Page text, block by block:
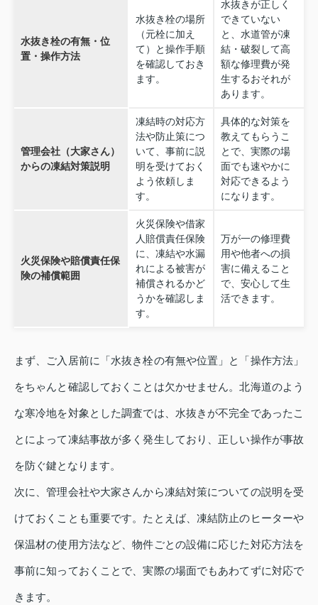
水抜き栓の有無・位
置・操作方法
水抜き栓の場所
（元栓に加え
て）と操作手順
を確認しておき
ます。
水抜きが正しく
できていない
と、水道管が凍
結・破裂して高
額な修理費が発
生するおそれが
あります。
管理会社（大家さん）
からの凍結対策説明
凍結時の対応方
法や防止策につ
いて、事前に説
明を受けておく
よう依頼しま
す。
具体的な対策を
教えてもらうこ
とで、実際の場
面でも速やかに
対応できるよう
になります。
火災保険や賠償責任保
険の補償範囲
火災保険や借家
人賠償責任保険
に、凍結や水漏
れによる被害が
補償されるかど
うかを確認しま
す。
万が一の修理費
用や他者への損
害に備えること
で、安心して生
活できます。
まず、ご入居前に「水抜き栓の有無や位置」と「操作方法」
をちゃんと確認しておくことは欠かせません。北海道のよう
な寒冷地を対象とした調査では、水抜きが不完全であったこ
とによって凍結事故が多く発生しており、正しい操作が事故
を防ぐ鍵となります。
次に、管理会社や大家さんから凍結対策についての説明を受
けておくことも重要です。たとえば、凍結防止のヒーターや
保温材の使用方法など、物件ごとの設備に応じた対応方法を
事前に知っておくことで、実際の場面でもあわてずに対応で
きます。